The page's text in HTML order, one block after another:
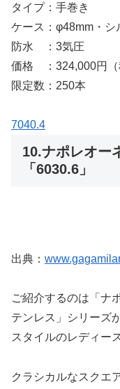
タイプ：手巻き
ケース：φ48mm・シ
防水 ：3気圧
価格 ：324,000円（
限定数：250本
7040.4
10.ナポレオー
「6030.6」
出典：
ご紹介するのは「ナ
テンレス」シリーズ
スタイルのレディー
クラシカルなスクエ